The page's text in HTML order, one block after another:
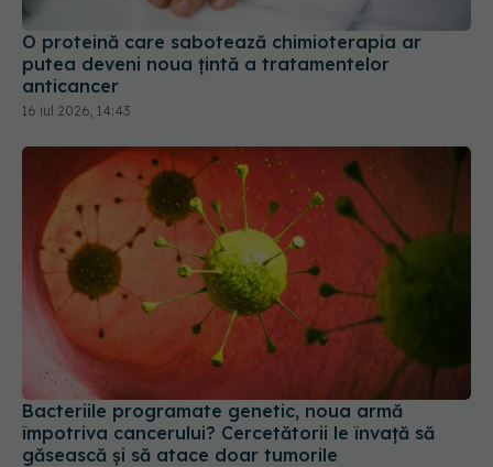
O proteină care sabotează chimioterapia ar
putea deveni noua țintă a tratamentelor
anticancer
16 iul 2026, 14:43
Bacteriile programate genetic, noua armă
împotriva cancerului? Cercetătorii le învață să
găsească și să atace doar tumorile